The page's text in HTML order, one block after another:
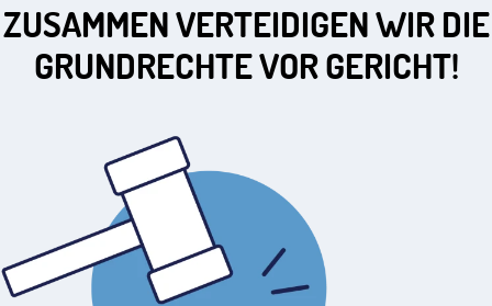
ZUSAMMEN VERTEIDIGEN WIR DIE
GRUNDRECHTE VOR GERICHT!